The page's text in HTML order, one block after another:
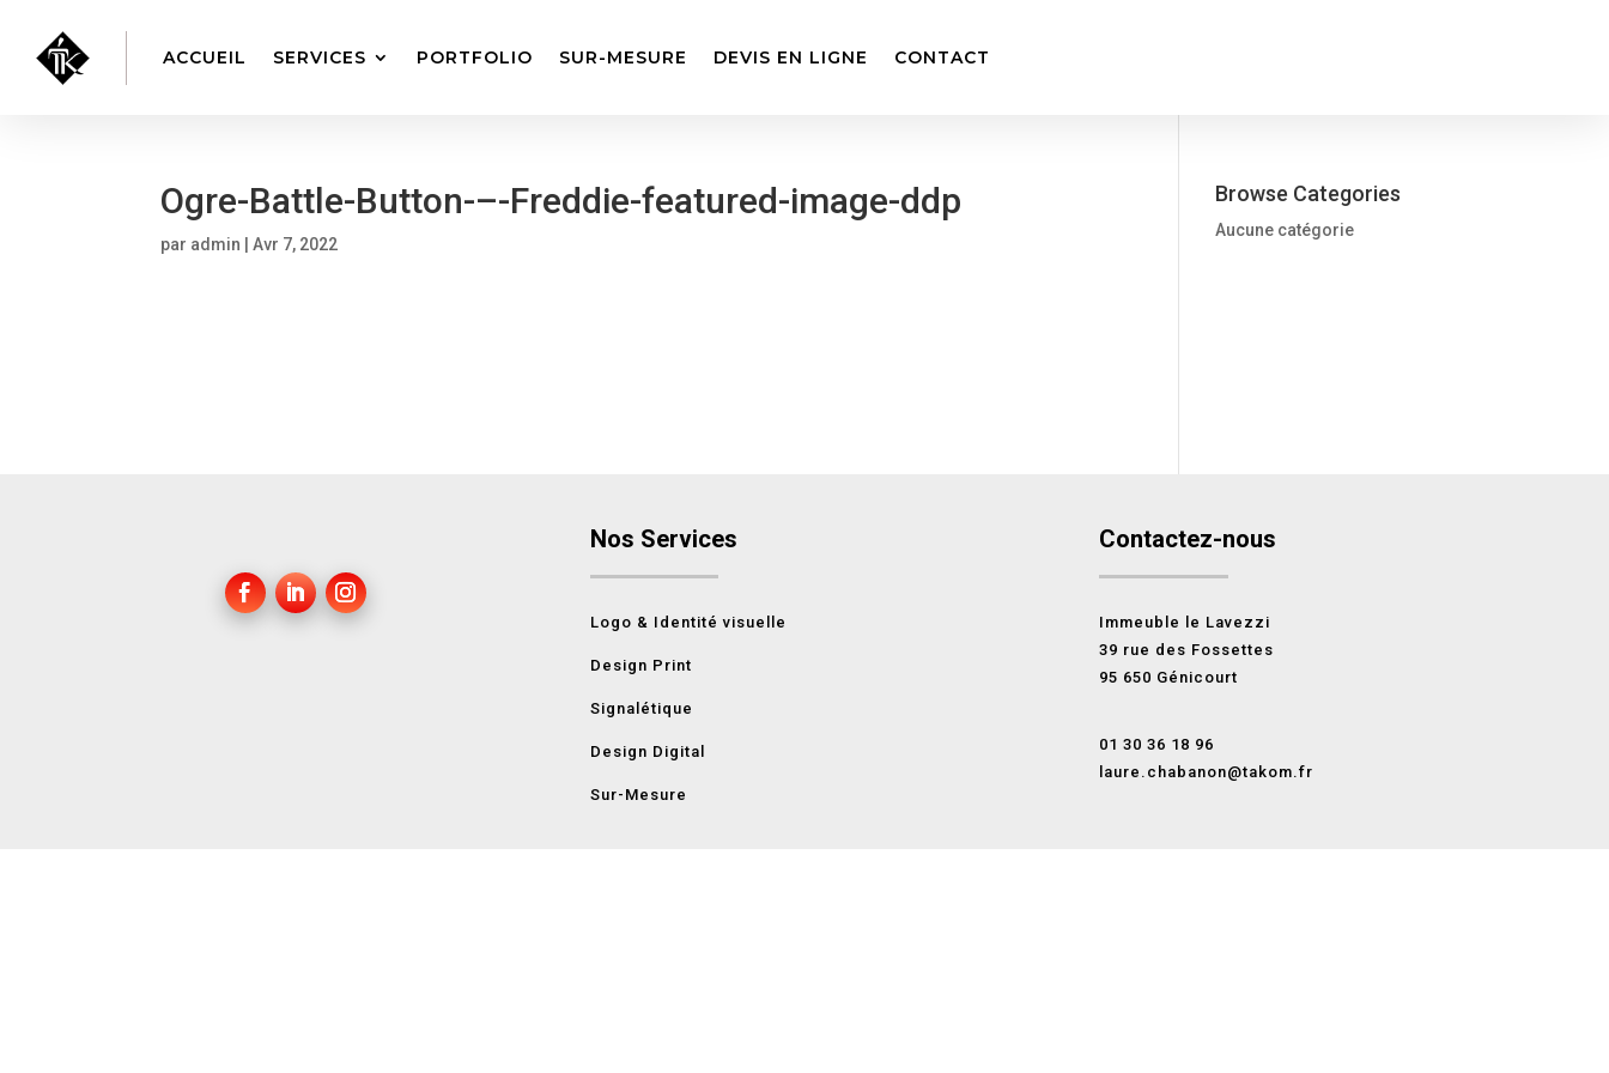
ACCUEIL SERVICES PORTFOLIO SUR-MESURE DEVIS EN LIGNE CONTACT
Ogre-Battle-Button-–-Freddie-featured-image-ddp
par admin |Avr 7, 2022
Browse Categories
Aucune catégorie
Nos Services
Logo & Identité visuelle
Design Print
Signalétique
Design Digital
Sur-Mesure
Contactez-nous
Immeuble le Lavezzi
39 rue des Fossettes
95 650 Génicourt
01 30 36 18 96
laure.chabanon@takom.fr